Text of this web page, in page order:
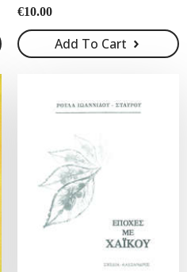
€10.00
Add To Cart